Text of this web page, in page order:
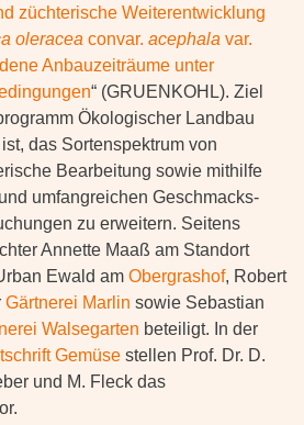
züchterische Weiterentwicklung
oleracea convar. acephala var.
Anbauzeiträume unter
“ (GRUENKOHL). Ziel
Ökologischer Landbau
das Sortenspektrum von
Bearbeitung sowie mithilfe
umfangreichen Geschmacks-
zu erweitern. Seitens
Annette Maaß am Standort
Ewald am Obergrashof, Robert
Gärtnerei Marlin sowie Sebastian
Walsegarten beteiligt. In der
Gemüse stellen Prof. Dr. D.
und M. Fleck das